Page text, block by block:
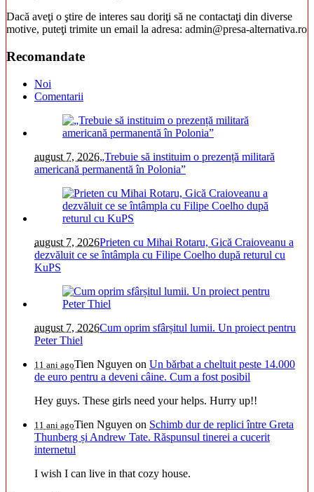
Dacă aveţi o ştire de interes sau doriţi să ne contactaţi din diverse
motive, puteţi trimite un email la adresa: admin@presa-alternativa.ro
Recomandate
Noi
Comentarii
august 7, 2026„Trebuie să instituim o prezență militară
americană permanentă în Polonia”
august 7, 2026Prieten cu Mihai Rotaru, Gică Craioveanu a
dezvăluit ce se întâmpla cu Filipe Coelho după returul cu
KuPS
august 7, 2026Cum oprim sfârșitul lumii. Un proiect pentru
Peter Thiel
11 ani agoTien Nguyen on Un bărbat a cheltuit peste 14.000
de euro pentru a deveni câine. Cum a fost posibil
Hey guys. These girls need your helps. Hurry up!!
11 ani agoTien Nguyen on Schimb dur de replici între Greta
Thunberg și Andrew Tate. Răspunsul tinerei a cucerit
internetul
I wish I can live in that cozy house.